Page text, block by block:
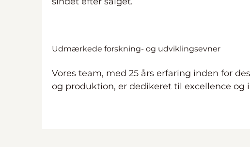
Udmærkede forskning- og udviklingsevner
Vores team, med 25 års erfaring inden for
og produktion, er dedikeret til excellence og